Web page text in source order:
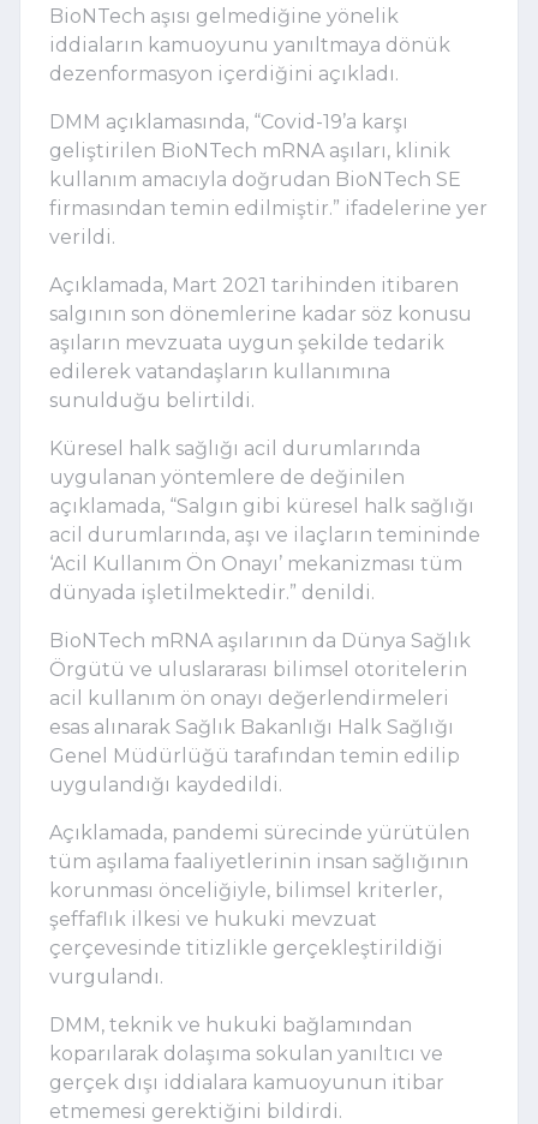
BioNTech aşısı gelmediğine yönelik
iddiaların kamuoyunu yanıltmaya dönük
dezenformasyon içerdiğini açıkladı.
DMM açıklamasında, “Covid-19’a karşı
geliştirilen BioNTech mRNA aşıları, klinik
kullanım amacıyla doğrudan BioNTech SE
firmasından temin edilmiştir.” ifadelerine yer
verildi.
Açıklamada, Mart 2021 tarihinden itibaren
salgının son dönemlerine kadar söz konusu
aşıların mevzuata uygun şekilde tedarik
edilerek vatandaşların kullanımına
sunulduğu belirtildi.
Küresel halk sağlığı acil durumlarında
uygulanan yöntemlere de değinilen
açıklamada, “Salgın gibi küresel halk sağlığı
acil durumlarında, aşı ve ilaçların temininde
‘Acil Kullanım Ön Onayı’ mekanizması tüm
dünyada işletilmektedir.” denildi.
BioNTech mRNA aşılarının da Dünya Sağlık
Örgütü ve uluslararası bilimsel otoritelerin
acil kullanım ön onayı değerlendirmeleri
esas alınarak Sağlık Bakanlığı Halk Sağlığı
Genel Müdürlüğü tarafından temin edilip
uygulandığı kaydedildi.
Açıklamada, pandemi sürecinde yürütülen
tüm aşılama faaliyetlerinin insan sağlığının
korunması önceliğiyle, bilimsel kriterler,
şeffaflık ilkesi ve hukuki mevzuat
çerçevesinde titizlikle gerçekleştirildiği
vurgulandı.
DMM, teknik ve hukuki bağlamından
koparılarak dolaşıma sokulan yanıltıcı ve
gerçek dışı iddialara kamuoyunun itibar
etmemesi gerektiğini bildirdi.